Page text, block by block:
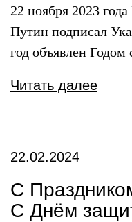
22 ноября 2023
Путин подписал
год объявлен Годом
Читать далее
22.02.2024
С
С Днём